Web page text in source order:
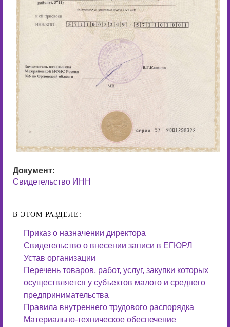
Документ:
Свидетельство ИНН
В ЭТОМ РАЗДЕЛЕ:
Приказ о назначении директора
Свидетельство о внесении записи в ЕГЮРЛ
Устав организации
Перечень товаров, работ, услуг, закупки которых
осуществляется у субъектов малого и среднего
предпринимательства
Правила внутреннего трудового распорядка
Материально-техническое обеспечение